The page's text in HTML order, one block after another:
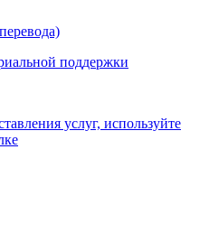
поддержки
услуг, используйте